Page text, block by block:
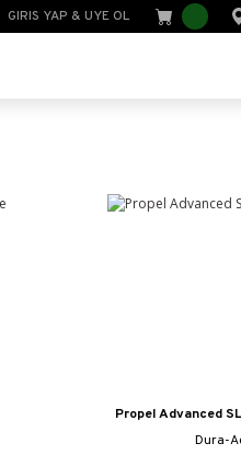
GIRIS YAP & UYE OL
Propel Advanced
Dura-